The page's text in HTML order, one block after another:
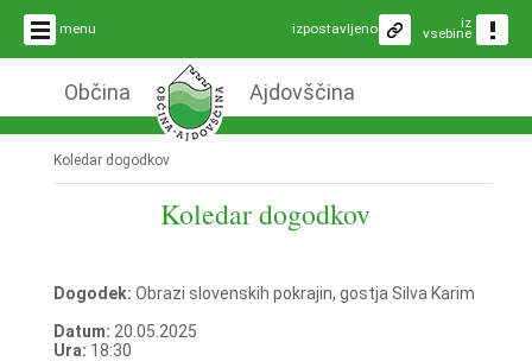
menu iz
vsebine
izpostavljeno
Občina Ajdovščina
Koledar dogodkov
Koledar dogodkov
Dogodek: Obrazi slovenskih pokrajin, gostja Silva Karim
Datum: 20.05.2025
Ura: 18:30